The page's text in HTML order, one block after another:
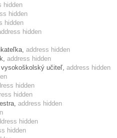
post, please sign also here
hidden
hidden
hidden
hidden
address hidden
address hidden
, vysokoškolský učiteľ, address hidden
hidden
hidden
address hidden
hidden
hidden